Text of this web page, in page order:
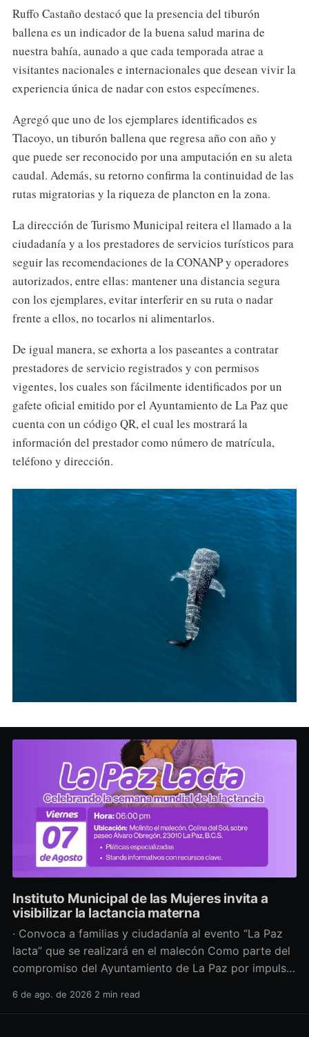
Ruffo Castaño destacó que la presencia del tiburón
ballena es un indicador de la buena salud marina de
nuestra bahía, aunado a que cada temporada atrae a
visitantes nacionales e internacionales que desean vivir la
experiencia única de nadar con estos especímenes.
Agregó que uno de los ejemplares identificados es
Tlacoyo, un tiburón ballena que regresa año con año y
que puede ser reconocido por una amputación en su aleta
caudal. Además, su retorno confirma la continuidad de las
rutas migratorias y la riqueza de plancton en la zona.
La dirección de Turismo Municipal reitera el llamado a la
ciudadanía y a los prestadores de servicios turísticos para
seguir las recomendaciones de la CONANP y operadores
autorizados, entre ellas: mantener una distancia segura
con los ejemplares, evitar interferir en su ruta o nadar
frente a ellos, no tocarlos ni alimentarlos.
De igual manera, se exhorta a los paseantes a contratar
prestadores de servicio registrados y con permisos
vigentes, los cuales son fácilmente identificados por un
gafete oficial emitido por el Ayuntamiento de La Paz que
cuenta con un código QR, el cual les mostrará la
información del prestador como número de matrícula,
teléfono y dirección.
Instituto Municipal de las Mujeres invita a
visibilizar la lactancia materna
· Convoca a familias y ciudadanía al evento “La Paz
lacta” que se realizará en el malecón Como parte del
compromiso del Ayuntamiento de La Paz por impulsar
salud y los derechos de las mujeres, así como generar
6 de ago. de 2026 2 min read